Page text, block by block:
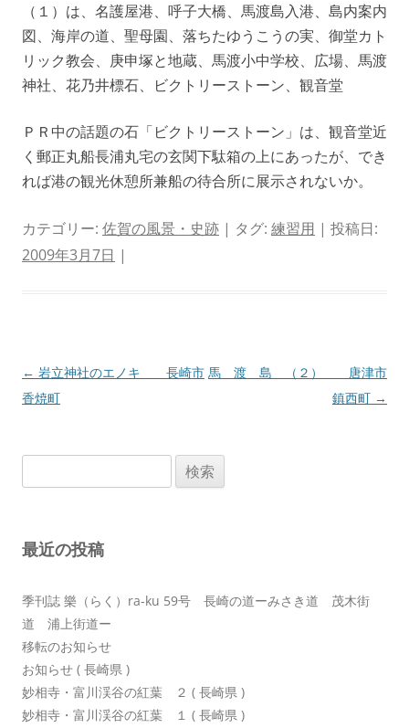
（１）は、名護屋港、呼子大橋、馬渡島入港、島内案内
図、海岸の道、聖母園、落ちたゆうこうの実、御堂カト
リック教会、庚申塚と地蔵、馬渡小中学校、広場、馬渡
神社、花乃井標石、ビクトリーストーン、観音堂
ＰＲ中の話題の石「ビクトリーストーン」は、観音堂近
く郵正丸船長浦丸宅の玄関下駄箱の上にあったが、でき
れば港の観光休憩所兼船の待合所に展示されないか。
カテゴリー: 佐賀の風景・史跡 | タグ: 練習用 | 投稿日:
2009年3月7日 |
投
稿
ョ
← 岩立神社のエノキ 長崎市
香焼町
馬 渡 島 （２） 唐津市
鎮西町 →
索:
最近の投稿
季刊誌 樂（らく）ra-ku 59号 長崎の道ーみさき道 茂木街
道 浦上街道ー
移転のお知らせ
お知らせ ( 長崎県 )
妙相寺・富川渓谷の紅葉 ２ ( 長崎県 )
妙相寺・富川渓谷の紅葉 １ ( 長崎県 )